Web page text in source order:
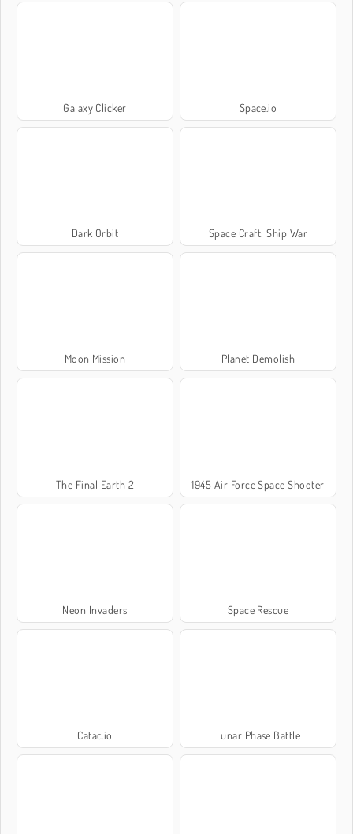
Galaxy Clicker Space.io
Dark Orbit Space Craft: Ship War
Moon Mission Planet Demolish
The Final Earth 2 1945 Air Force Space Shooter
Neon Invaders Space Rescue
Catac.io Lunar Phase Battle